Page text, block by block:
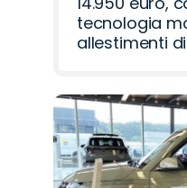
tecnologia
allestimenti